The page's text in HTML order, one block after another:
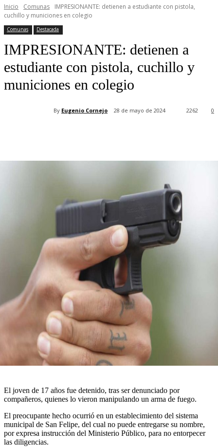
Inicio Comunas
IMPRESIONANTE: detienen a estudiante con pistola,
cuchillo y municiones en colegio
Comunas Destacada
IMPRESIONANTE: detienen a
estudiante con pistola, cuchillo y
municiones en colegio
By Eugenio Cornejo 28 de mayo de 2024 0
2262
El joven de 17 años fue detenido, tras ser denunciado por
compañeros, quienes lo vieron manipulando un arma de fuego.
El preocupante hecho ocurrió en un establecimiento del sistema
municipal de San Felipe, del cual no puede entregarse su nombre,
por expresa instrucción del Ministerio Público, para no entorpecer
las diligencias.